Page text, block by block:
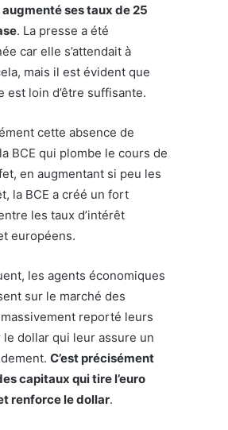
ses taux de 25
. La presse a été
car elle s’attendait à
mais il est évident que
est loin d’être suffisante.
cette absence de
BCE qui plombe le cours de
en augmentant si peu les
la BCE a créé un fort
les taux d’intérêt
européens.
les agents économiques
sur le marché des
reporté leurs
le dollar qui leur assure un
C’est précisément
capitaux qui tire l’euro
renforce le dollar.